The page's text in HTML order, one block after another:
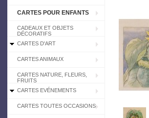
CARTES POUR ENFANTS
CADEAUX ET OBJETS
DÉCORATIFS
CARTES D'ART
CARTES ANIMAUX
CARTES NATURE, FLEURS,
FRUITS
CARTES EVÉNEMENTS
CARTES TOUTES OCCASIONS